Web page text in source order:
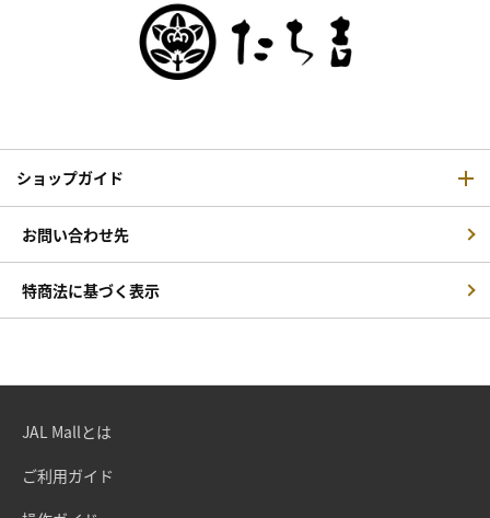
ショップガイド
お問い合わせ先
特商法に基づく表示
JAL Mallとは
ご利用ガイド